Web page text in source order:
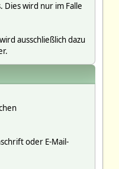
wird nur im Falle
ausschließlich dazu
oder E-Mail-